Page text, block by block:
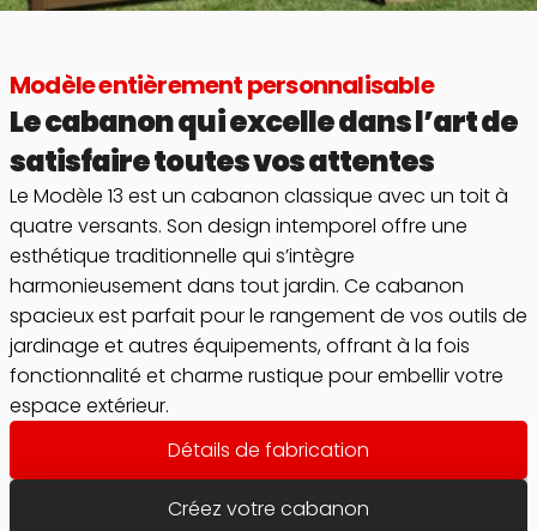
Modèle entièrement personnalisable
Le cabanon qui excelle dans l’art de
satisfaire toutes vos attentes
Le Modèle 13 est un cabanon classique avec un toit à
quatre versants. Son design intemporel offre une
esthétique traditionnelle qui s’intègre
harmonieusement dans tout jardin. Ce cabanon
spacieux est parfait pour le rangement de vos outils de
jardinage et autres équipements, offrant à la fois
fonctionnalité et charme rustique pour embellir votre
espace extérieur.
Détails de fabrication
Créez votre cabanon